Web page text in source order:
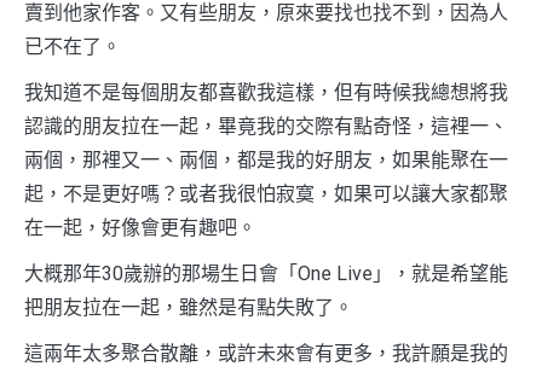
賣到他家作客。又有些朋友，原來要找也找不到，因為人
已不在了。
我知道不是每個朋友都喜歡我這樣，但有時候我總想將我
認識的朋友拉在一起，畢竟我的交際有點奇怪，這裡一、
兩個，那裡又一、兩個，都是我的好朋友，如果能聚在一
起，不是更好嗎？或者我很怕寂寞，如果可以讓大家都聚
在一起，好像會更有趣吧。
大概那年30歲辦的那場生日會「One Live」，就是希望能
把朋友拉在一起，雖然是有點失敗了。
這兩年太多聚合散離，或許未來會有更多，我許願是我的